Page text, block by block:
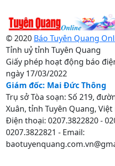
© 2020 Báo Tuyên Quang
Tỉnh uỷ tỉnh Tuyên Quang
Giấy phép hoạt động báo
ngày 17/03/2022
Giám đốc: Mai Đức Thông
Trụ sở Tòa soạn: Số 219,
Xuân, tỉnh Tuyên Quang, Việt
Điện thoại: 0207.3822820 -
0207.3822821 - Email: